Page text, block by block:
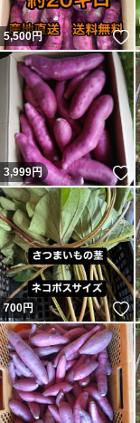
5,500円
3,999円
700円